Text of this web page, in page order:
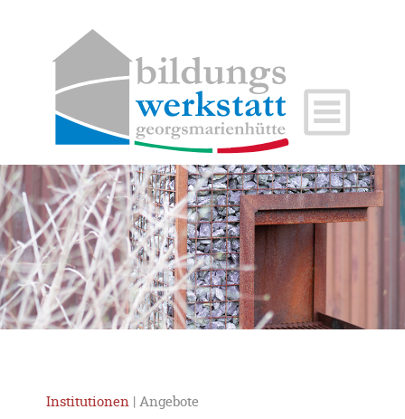
Institutionen | Angebote